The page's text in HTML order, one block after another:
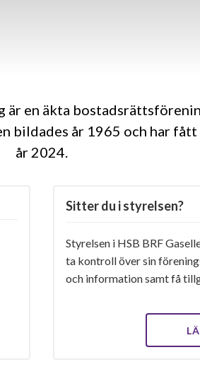
är en äkta
bildades år 1965 och har
år 2024
Sitter du i styrelsen?
Styrelsen i HSB BRF
ta kontroll över sin
och information samt få